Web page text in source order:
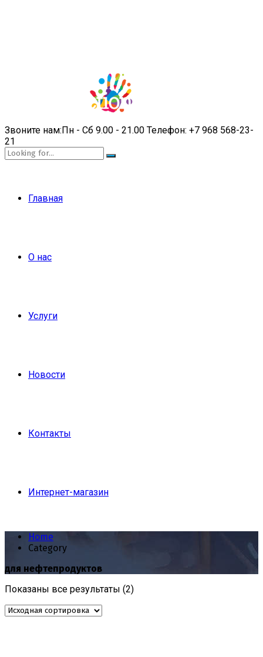
Звоните нам:Пн - Сб 9.00 - 21.00 Телефон: +7 968 568-23-
21
Главная
О нас
Услуги
Новости
Контакты
Интернет-магазин
Home
Category
для нефтепродуктов
Показаны все результаты (2)